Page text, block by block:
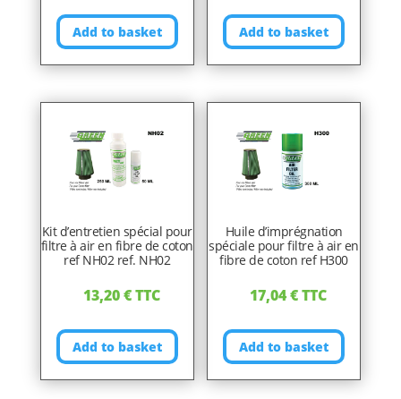
Add to basket Add to basket
Kit d’entretien spécial pour
filtre à air en fibre de coton
ref NH02 ref. NH02
13,20€TTC
Add to basket
Huile d’imprégnation
spéciale pour filtre à air en
fibre de coton ref H300
17,04€TTC
Add to basket